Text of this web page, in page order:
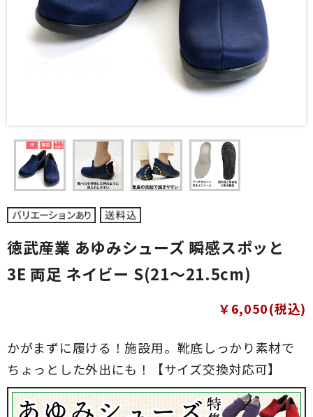
徳武産業 あゆみシューズ 瞬感スポッと
3E 両足 ネイビー S(21～21.5cm)
かがまずに履ける！施設用。靴底しっかり素材で
ちょっとした外出にも！【サイズ交換対応可】
￥6,050(税込)